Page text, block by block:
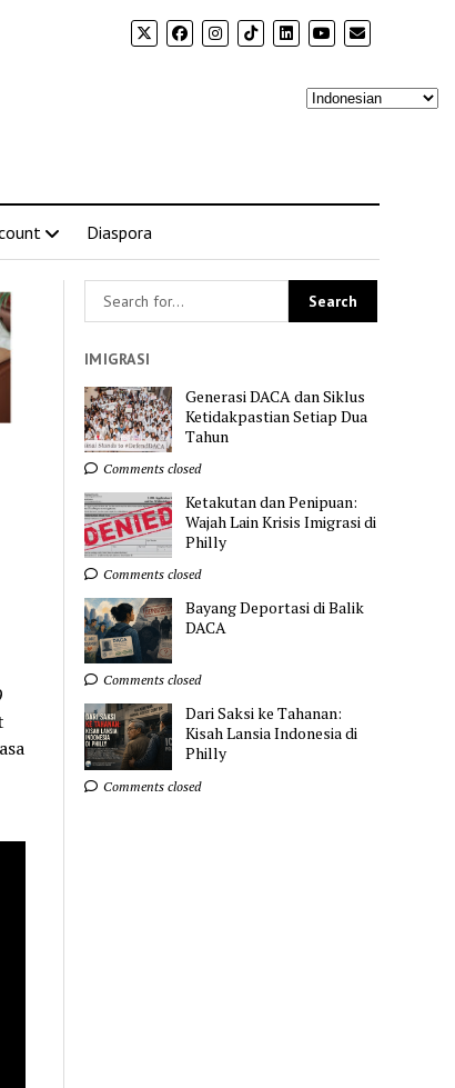
Diaspora
IMIGRASI
Generasi DACA dan Siklus
Ketidakpastian Setiap Dua
Tahun
Comments closed
Ketakutan dan Penipuan:
Wajah Lain Krisis Imigrasi di
Philly
Comments closed
Bayang Deportasi di Balik
DACA
Comments closed
Dari Saksi ke Tahanan:
Kisah Lansia Indonesia di
Philly
Comments closed